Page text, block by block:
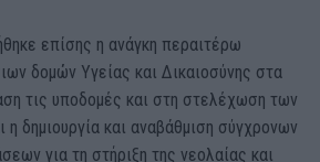
επίσης η ανάγκη περαιτέρω
δομών Υγείας και Δικαιοσύνης στα
τις υποδομές και στη στελέχωση των
δημιουργία και αναβάθμιση σύγχρονων
για τη στήριξη της νεολαίας και